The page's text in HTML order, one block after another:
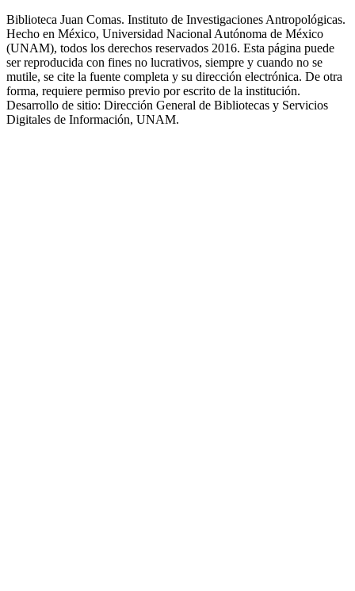
Biblioteca Juan Comas. Instituto de Investigaciones Antropológicas.
Hecho en México, Universidad Nacional Autónoma de México
(UNAM), todos los derechos reservados 2016. Esta página puede
ser reproducida con fines no lucrativos, siempre y cuando no se
mutile, se cite la fuente completa y su dirección electrónica. De otra
forma, requiere permiso previo por escrito de la institución.
Desarrollo de sitio: Dirección General de Bibliotecas y Servicios
Digitales de Información, UNAM.